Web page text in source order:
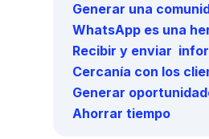
Generar una
WhatsApp es una
Recibir y enviar
Cercanía con los
Generar
Ahorrar tiempo